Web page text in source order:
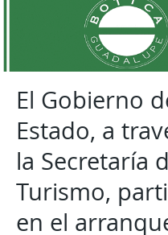
El Gobierno
Estado, a
la Secretaría
Turismo,
en el